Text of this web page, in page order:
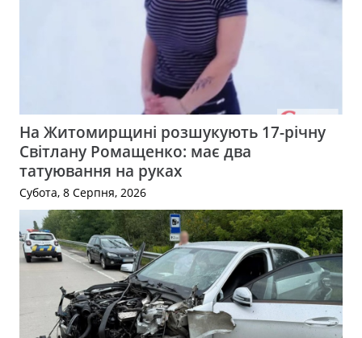
На Житомирщині розшукують 17-річну
Світлану Ромащенко: має два
татуювання на руках
Субота, 8 Серпня, 2026